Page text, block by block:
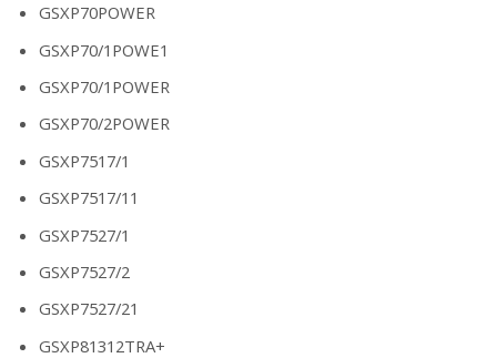
GSXP70POWER
GSXP70/1POWE1
GSXP70/1POWER
GSXP70/2POWER
GSXP7517/1
GSXP7517/11
GSXP7527/1
GSXP7527/2
GSXP7527/21
GSXP81312TRA+